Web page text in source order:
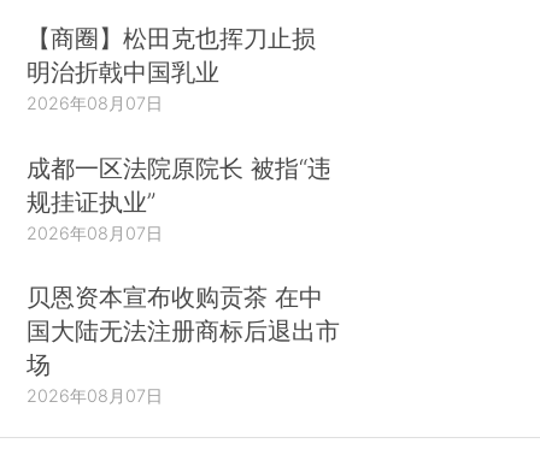
【商圈】松田克也挥刀止损
明治折戟中国乳业
2026年08月07日
成都一区法院原院长 被指“违
规挂证执业”
2026年08月07日
贝恩资本宣布收购贡茶 在中
国大陆无法注册商标后退出市
场
2026年08月07日